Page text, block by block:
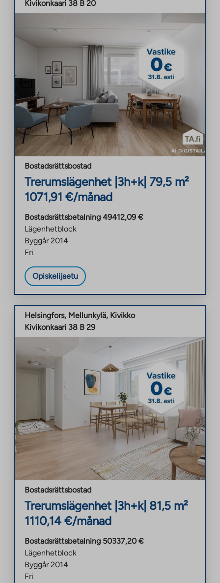
Kivikonkaari 38 B 20
Bostadsrättsbostad
Trerumslägenhet| 3h+k| 79,5 m²
1071,91 €/månad
Bostadsrättsbetalning 49412,09 €
Lägenhetblock
Byggår 2014
Fri
Opiskelijaetu
Helsingfors, Mellunkylä, Kivikko
Kivikonkaari 38 B 29
Bostadsrättsbostad
Trerumslägenhet| 3h+k| 81,5 m²
1110,14 €/månad
Bostadsrättsbetalning 50337,20 €
Lägenhetblock
Byggår 2014
Fri